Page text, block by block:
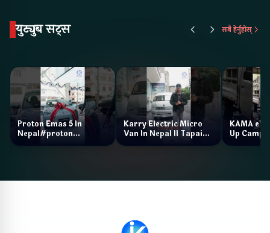
युट्युब सट्स सबै हेर्नुहोस्
Proton Emas 5 In
Nepal#proton
#protonemas5#protonnepal#evcarnepal
Karry Electric Micro
Van In Nepal II Tapaiko
Bazar II Jankari
KAMA eV
Up Camp